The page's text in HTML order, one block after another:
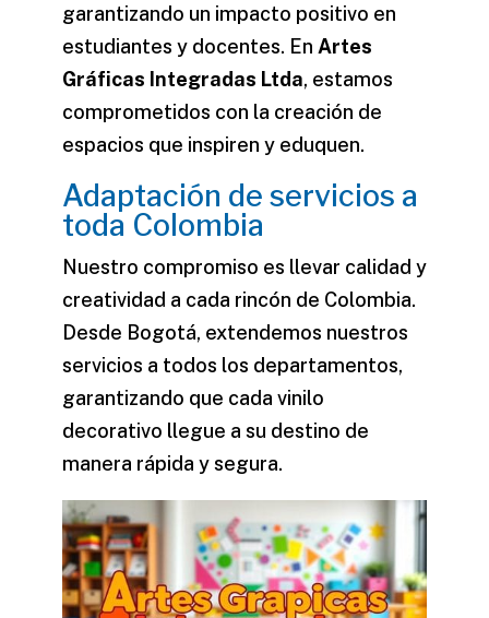
garantizando un impacto positivo en
estudiantes y docentes. En Artes
Gráficas Integradas Ltda, estamos
comprometidos con la creación de
espacios que inspiren y eduquen.
Adaptación de servicios a
toda Colombia
Nuestro compromiso es llevar calidad y
creatividad a cada rincón de Colombia.
Desde Bogotá, extendemos nuestros
servicios a todos los departamentos,
garantizando que cada vinilo
decorativo llegue a su destino de
manera rápida y segura.